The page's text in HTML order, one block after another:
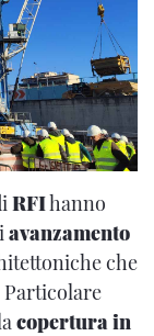
RFIhanno
avanzamento
che
Particolare
copertura in